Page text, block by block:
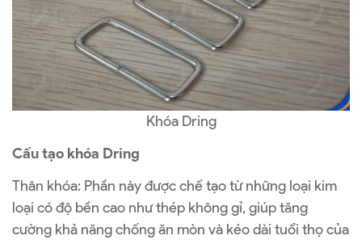
Khóa Dring
Cấu tạo khóa Dring
Thân khóa: Phần này được chế tạo từ những loại kim
loại có độ bền cao như thép không gỉ, giúp tăng
cường khả năng chống ăn mòn và kéo dài tuổi thọ của